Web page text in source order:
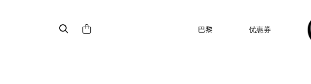
巴黎 优惠券